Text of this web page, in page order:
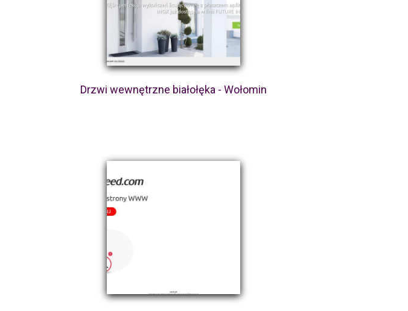
Drzwi wewnętrzne białołęka - Wołomin